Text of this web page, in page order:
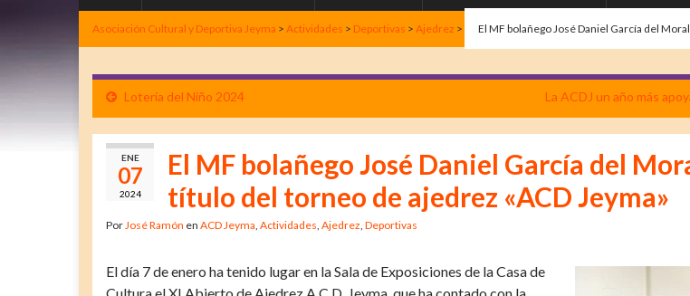
Asociación Cultural y Deportiva Jeyma > Actividades > Deportivas > Ajedrez > El MF bolañego José Daniel García del
Lotería del Niño 2024 La ACDJ un año más
ENE
07
2024
El MF bolañego José Daniel García del
título del torneo de ajedrez «ACD Jeyma»
Por José Ramón en ACD Jeyma Actividades Ajedrez Deportivas
El día 7 de enero ha tenido lugar en la Sala de Exposiciones de la Casa de
Cultura el XI Abierto de Ajedrez A.C.D. Jeyma, que ha contado con la